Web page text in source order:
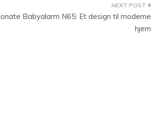
Babyalarm N65: Et design til moderne
hjem